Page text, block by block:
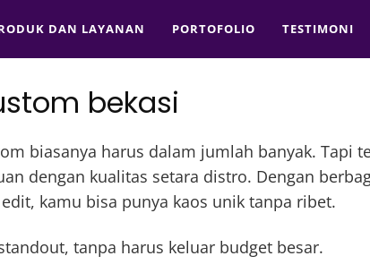
DAN LAYANAN PORTOFOLIO TESTIMONI
bekasi
biasanya harus dalam jumlah banyak. Tapi
dengan kualitas setara distro. Dengan
kamu bisa punya kaos unik tanpa ribet.
tanpa harus keluar budget besar.